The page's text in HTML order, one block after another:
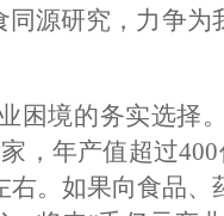
同源研究，力争
困境的务实选择
，年产值超过
右。如果向食品